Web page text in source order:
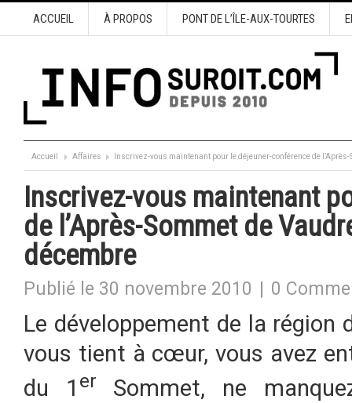
ACCUEIL À PROPOS PONT DE L’ÎLE-AUX-TOURTES
Accueil Affaires Inscrivez-vous maintenant pour le déjeuner-conférence de
Inscrivez-vous maintenant
de l’Après-Sommet de
décembre
Publié le 30 novembre 2010 0
Le développement de la région
vous tient à cœur, vous avez
du 1 er
Sommet, ne